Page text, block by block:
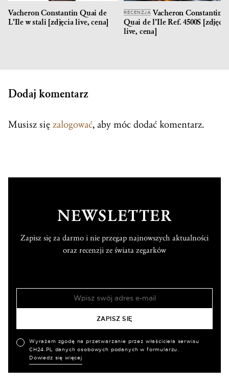
Vacheron Constantin Quai de
L’Ile w stali [zdjęcia live, cena]
RECENZJA Vacheron Constantin
Quai de l’Ile Ref. 4500S [zdjęcia
live, cena]
Dodaj komentarz
Musisz się zalogować, aby móc dodać komentarz.
NEWSLETTER
Zapisz się za darmo i nie przegap najnowszych aktualności
oraz recenzji ze świata zegarków
Wyrażam zgodę na przetwarzanie przez właściciela serwisu
CH24.PL danych osobowych podanych w formularzu.
Dowiedz się więcej